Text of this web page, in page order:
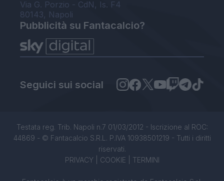
Via G. Porzio - CdN, Is. F4
80143, Napoli
Pubblicità su Fantacalcio?
Seguici sui social
Testata reg. Trib. Napoli n.7 01/03/2012 - Iscrizione al ROC:
44869 - © Fantacalcio S.R.L. P.IVA 10938501219 - Tutti i diritti
riservati.
PRIVACY| COOKIE TERMINI